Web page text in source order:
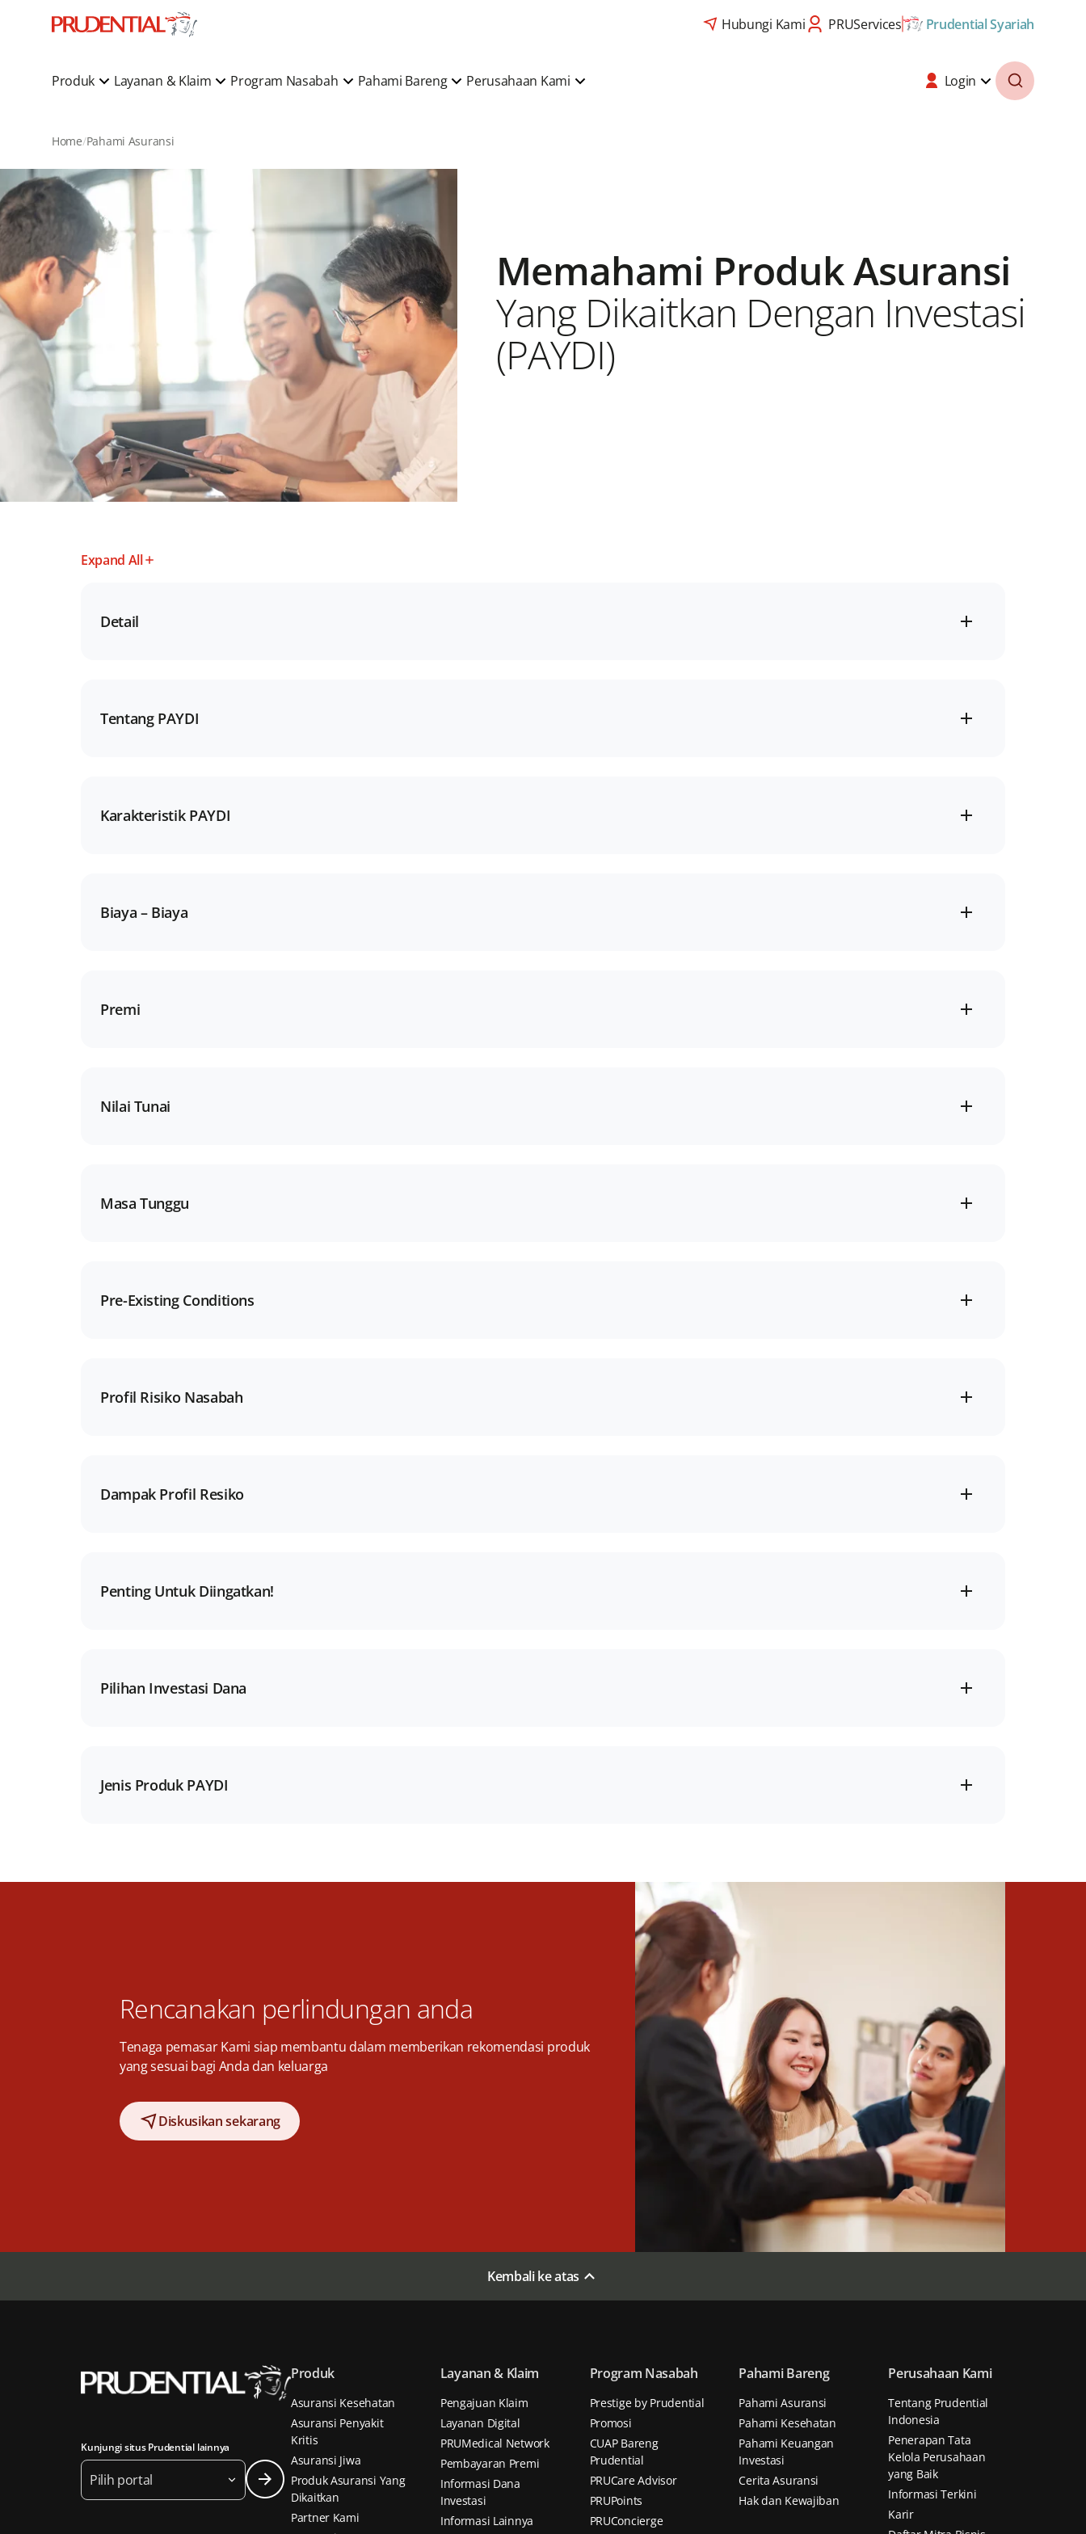
Hubungi Kami PRUServices Prudential Syariah
Produk Layanan & Klaim Program Nasabah Pahami Bareng Perusahaan Kami Login
Home Pahami Asuransi
Memahami Produk Asuransi
Yang Dikaitkan Dengan Investasi
(PAYDI)
Expand All
Detail
Tentang PAYDI
Karakteristik PAYDI
Biaya – Biaya
Premi
Nilai Tunai
Masa Tunggu
Pre-Existing Conditions
Profil Risiko Nasabah
Dampak Profil Resiko
Penting Untuk Diingatkan!
Pilihan Investasi Dana
Jenis Produk PAYDI
Rencanakan perlindungan anda
Tenaga pemasar Kami siap membantu dalam memberikan rekomendasi produk
yang sesuai bagi Anda dan keluarga
Diskusikan sekarang
Kembali ke atas
Kunjungi situs Prudential lainnya
Pilih portal
Produk
Asuransi Kesehatan
Asuransi Penyakit
Kritis
Asuransi Jiwa
Produk Asuransi Yang
Dikaitkan
Partner Kami
Layanan & Klaim
Pengajuan Klaim
Layanan Digital
PRUMedical Network
Pembayaran Premi
Informasi Dana
Investasi
Informasi Lainnya
Program Nasabah
Prestige by Prudential
Promosi
CUAP Bareng
Prudential
PRUCare Advisor
PRUPoints
PRUConcierge
Pahami Bareng
Pahami Asuransi
Pahami Kesehatan
Pahami Keuangan
Investasi
Cerita Asuransi
Hak dan Kewajiban
Perusahaan Kami
Tentang Prudential
Indonesia
Penerapan Tata
Kelola Perusahaan
yang Baik
Informasi Terkini
Karir